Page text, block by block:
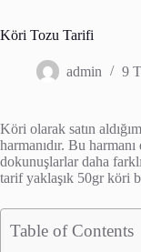
Köri Tozu Tarifi
admin 9
Köri olarak satın
harmanıdır. Bu
dokunuşlarlar daha
tarif yaklaşık 50gr köri
Table of Contents